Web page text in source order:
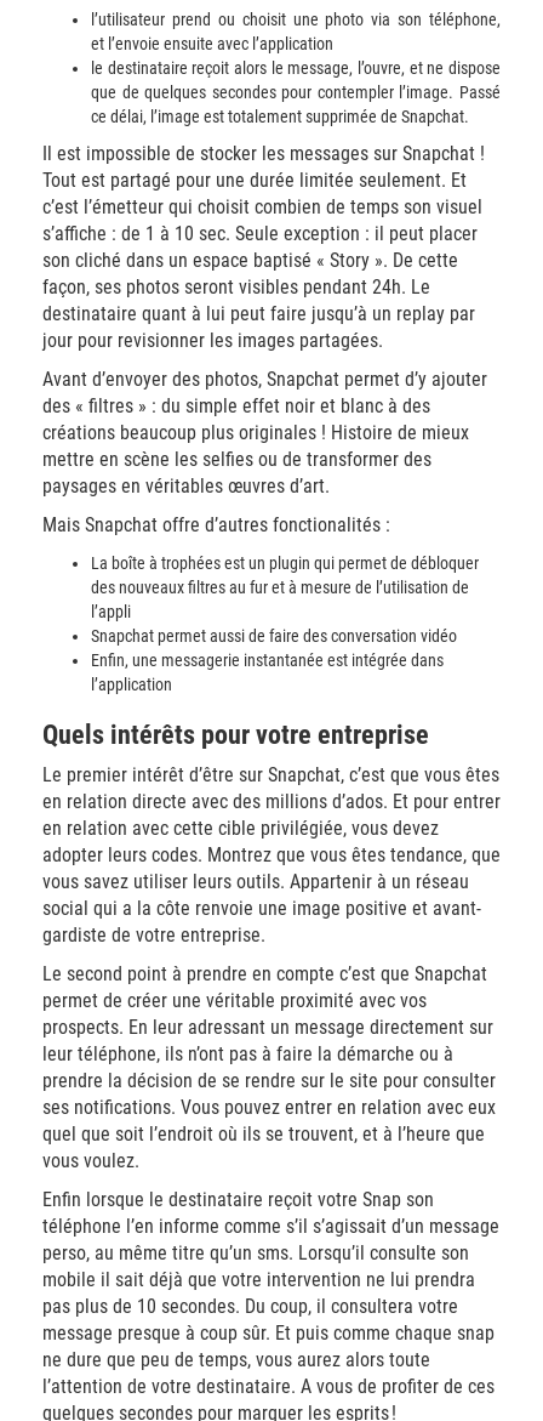
l’utilisateur prend ou choisit une photo via son téléphone,
et l’envoie ensuite avec l’application
le destinataire reçoit alors le message, l’ouvre, et ne dispose
que de quelques secondes pour contempler l’image. Passé
ce délai, l’image est totalement supprimée de Snapchat.
Il est impossible de stocker les messages sur Snapchat !
Tout est partagé pour une durée limitée seulement. Et
c’est l’émetteur qui choisit combien de temps son visuel
s’affiche : de 1 à 10 sec. Seule exception : il peut placer
son cliché dans un espace baptisé « Story ». De cette
façon, ses photos seront visibles pendant 24h. Le
destinataire quant à lui peut faire jusqu’à un replay par
jour pour revisionner les images partagées.
Avant d’envoyer des photos, Snapchat permet d’y ajouter
des « filtres » : du simple effet noir et blanc à des
créations beaucoup plus originales ! Histoire de mieux
mettre en scène les selfies ou de transformer des
paysages en véritables œuvres d’art.
Mais Snapchat offre d’autres fonctionalités :
La boîte à trophées est un plugin qui permet de débloquer
des nouveaux filtres au fur et à mesure de l’utilisation de
l’appli
Snapchat permet aussi de faire des conversation vidéo
Enfin, une messagerie instantanée est intégrée dans
l’application
Quels intérêts pour votre entreprise
Le premier intérêt d’être sur Snapchat, c’est que vous êtes
en relation directe avec des millions d’ados. Et pour entrer
en relation avec cette cible privilégiée, vous devez
adopter leurs codes. Montrez que vous êtes tendance, que
vous savez utiliser leurs outils. Appartenir à un réseau
social qui a la côte renvoie une image positive et avant-
gardiste de votre entreprise.
Le second point à prendre en compte c’est que Snapchat
permet de créer une véritable proximité avec vos
prospects. En leur adressant un message directement sur
leur téléphone, ils n’ont pas à faire la démarche ou à
prendre la décision de se rendre sur le site pour consulter
ses notifications. Vous pouvez entrer en relation avec eux
quel que soit l’endroit où ils se trouvent, et à l’heure que
vous voulez.
Enfin lorsque le destinataire reçoit votre Snap son
téléphone l’en informe comme s’il s’agissait d’un message
perso, au même titre qu’un sms. Lorsqu’il consulte son
mobile il sait déjà que votre intervention ne lui prendra
pas plus de 10 secondes. Du coup, il consultera votre
message presque à coup sûr. Et puis comme chaque snap
ne dure que peu de temps, vous aurez alors toute
l’attention de votre destinataire. A vous de profiter de ces
quelques secondes pour marquer les esprits !